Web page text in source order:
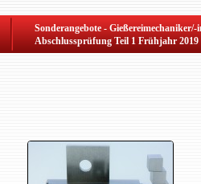
Sonderangebote - Gießereimechaniker/-
Abschlussprüfung Teil 1 Frühjahr 2019